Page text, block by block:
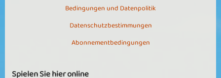
Bedingungen und Datenpolitik
Datenschutzbestimmungen
Abonnementbedingungen
Spielen Sie hier online